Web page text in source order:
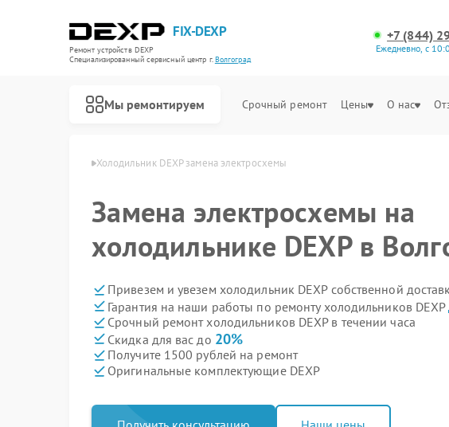
FIX-DEXP
Ремонт устройств DEXP
Специализированный cервисный центр г.Волгоград
+7 (844)
Ежедневно, с
Мы ремонтируем Срочный ремонт Цены О нас
Холодильник DEXP замена электросхемы
Замена электросхемы на
холодильнике DEXP в
Привезем и увезем холодильник DEXP собственной
Гарантия на наши работы по ремонту холодильников DEXP
Срочный ремонт холодильников DEXP в течении часа
Скидка для вас до 20%
Получите 1500 рублей на ремонт
Оригинальные комплектующие DEXP